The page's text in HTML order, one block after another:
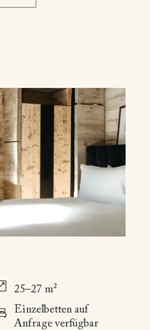
25–27 m²
Einzelbetten auf
Anfrage verfügbar